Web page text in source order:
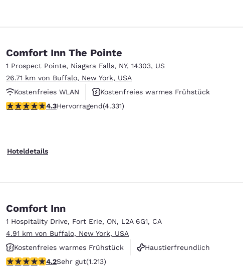
Comfort Inn The Pointe
1 Prospect Pointe, Niagara Falls, NY, 14303, US
26.71 km von Buffalo, New York, USA
Kostenfreies WLAN
Kostenfreies warmes Frühstück
Rauchfrei
4.3-Sterne-Bewertung. Hervorragend. 4331 Bewertungen
4.3Hervorragend(4.331)
Hoteldetails
Comfort Inn
1 Hospitality Drive, Fort Erie, ON, L2A 6G1, CA
4.91 km von Buffalo, New York, USA
Kostenfreies warmes Frühstück
Haustierfreundlich
Rauchfrei
4.16-Sterne-Bewertung. Sehr gut. 1213 Bewertungen
4.2Sehr gut(1.213)